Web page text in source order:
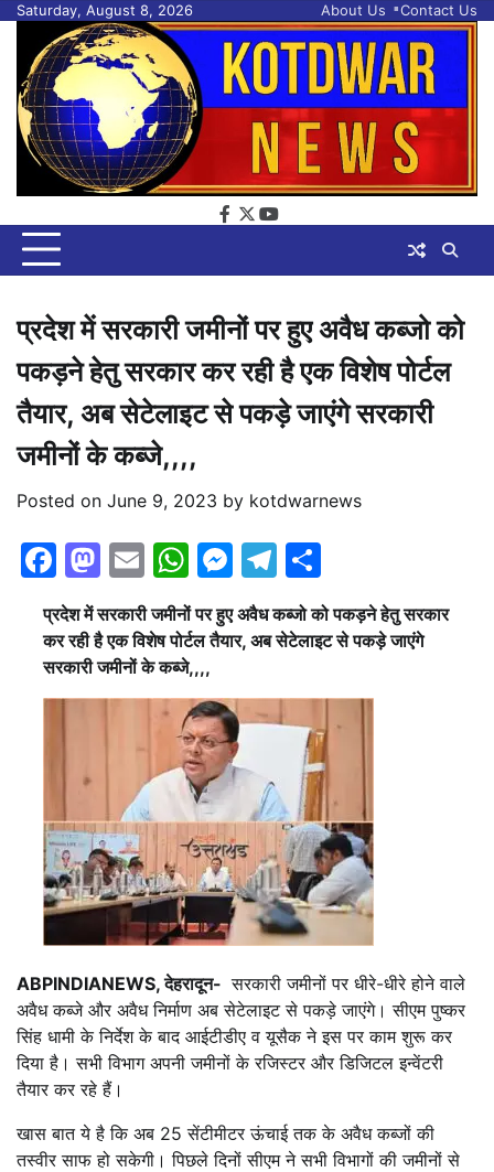
Skip
content
Saturday, August 8, 2026 About Us Contact Us
facebook
twitter
youtube
प्रदेश में सरकारी जमीनों पर हुए अवैध कब्जो को
पकड़ने हेतु सरकार कर रही है एक विशेष पोर्टल
तैयार, अब सेटेलाइट से पकड़े जाएंगे सरकारी
जमीनों के कब्जे,,,,
Posted on June 9, 2023 by kotdwarnews
Facebook
Mastodon
EmailWhatsApp
Messenger
Telegram
प्रदेश में सरकारी जमीनों पर हुए अवैध कब्जो को पकड़ने हेतु सरकार
कर रही है एक विशेष पोर्टल तैयार, अब सेटेलाइट से पकड़े जाएंगे
सरकारी जमीनों के कब्जे,,,,
ABPINDIANEWS, देहरादून- सरकारी जमीनों पर धीरे-धीरे होने वाले
अवैध कब्जे और अवैध निर्माण अब सेटेलाइट से पकड़े जाएंगे। सीएम पुष्कर
सिंह धामी के निर्देश के बाद आईटीडीए व यूसैक ने इस पर काम शुरू कर
दिया है। सभी विभाग अपनी जमीनों के रजिस्टर और डिजिटल इन्वेंटरी
तैयार कर रहे हैं।
खास बात ये है कि अब 25 सेंटीमीटर ऊंचाई तक के अवैध कब्जों की
तस्वीर साफ हो सकेगी। पिछले दिनों सीएम ने सभी विभागों की जमीनों से